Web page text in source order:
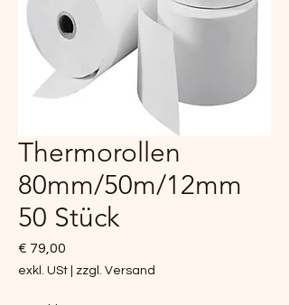
Thermorollen
80mm/50m/12mm
50 Stück
€ 79,00
exkl. USt zzgl. Versand